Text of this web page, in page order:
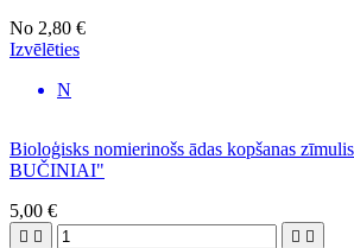
No 2,80 €
Izvēlēties
N
Bioloģisks nomierinošs ādas kopšanas
BUČINIAI"
5,00 €
   